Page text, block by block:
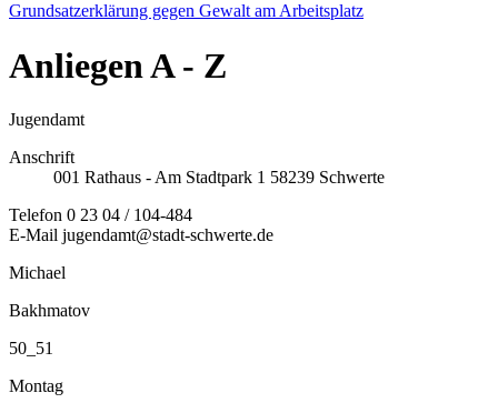
Grundsatzerklärung gegen Gewalt am Arbeitsplatz
AnliegenA - Z
Jugendamt
Anschrift
001 Rathaus - Am Stadtpark 1 58239 Schwerte
Telefon 0 23 04 / 104-484
E-Mail jugendamt@stadt-schwerte.de
Michael
Bakhmatov
50_51
Montag